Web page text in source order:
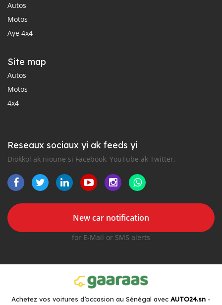
Autos
Motos
Aye 4x4
Site map
Autos
Motos
4x4
Reseaux sociaux yi ak feeds yi
Diokkol ak nioune si Facebook, YouTube ak Twitter.
New car notification
for E-Mail or SMS alerts
Achetez vos voitures d’occasion au Sénégal avec AUTO24.sn -